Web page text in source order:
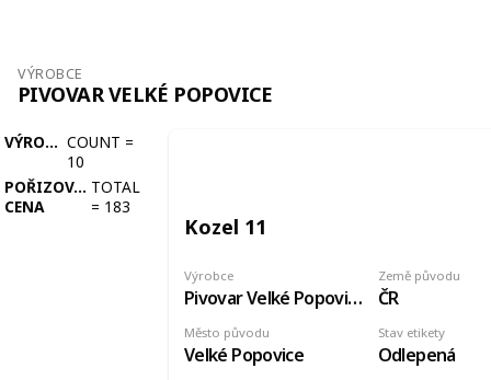
VÝROBCE
PIVOVAR VELKÉ POPOVICE
VÝROBCE COUNT =
10
POŘIZOVACÍ
CENA
TOTAL
= 183
Kozel 11
Výrobce
Pivovar Velké Popovice
Země původu
ČR
Stav etikety
Odlepená
Město původu
Velké Popovice